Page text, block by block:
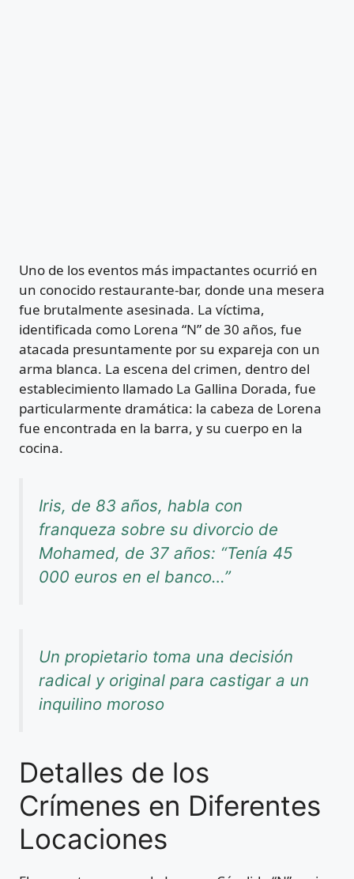
Uno de los eventos más impactantes ocurrió en
un conocido restaurante-bar, donde una mesera
fue brutalmente asesinada. La víctima,
identificada como Lorena “N” de 30 años, fue
atacada presuntamente por su expareja con un
arma blanca. La escena del crimen, dentro del
establecimiento llamado La Gallina Dorada, fue
particularmente dramática: la cabeza de Lorena
fue encontrada en la barra, y su cuerpo en la
cocina.
Iris, de 83 años, habla con
franqueza sobre su divorcio de
Mohamed, de 37 años: “Tenía 45
000 euros en el banco…”
Un propietario toma una decisión
radical y original para castigar a un
inquilino moroso
Detalles de los
Crímenes en Diferentes
Locaciones